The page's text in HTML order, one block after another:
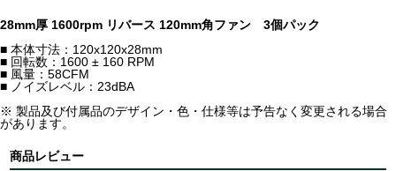
28mm厚 1600rpm リバース 120mm角ファン 3個パック
■ 本体寸法：120x120x28mm
■ 回転数：1600 ± 160 RPM
■ 風量：58CFM
■ ノイズレベル：23dBA
※ 製品及び付属品のデザイン・色・仕様等は予告なく変更される場合
があります。
商品レビュー